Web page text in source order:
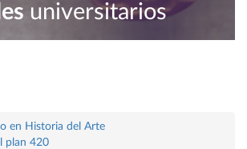
universitarios
en Historia del Arte
plan 420